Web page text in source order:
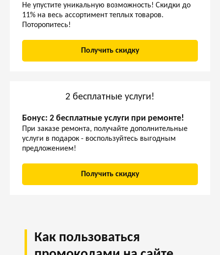
Не упустите уникальную возможность! Скидки до
11% на весь ассортимент теплых товаров.
Поторопитесь!
Получить скидку
2 бесплатные услуги!
Бонус: 2 бесплатные услуги при ремонте!
При заказе ремонта, получайте дополнительные
услуги в подарок - воспользуйтесь выгодным
предложением!
Получить скидку
Как пользоваться